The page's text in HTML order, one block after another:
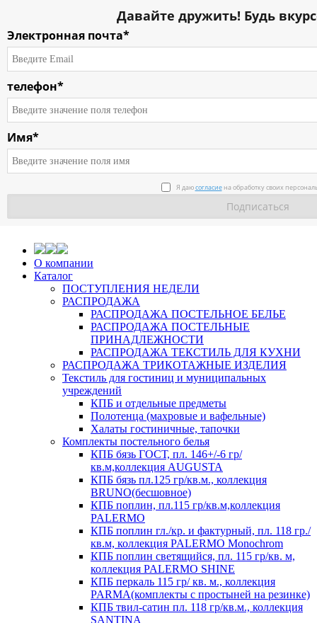
Давайте дружить! Будь
Электронная почта*
телефон*
Имя*
Я даюсогласиена обработку своих
О компании
Каталог
ПОСТУПЛЕНИЯ НЕДЕЛИ
РАСПРОДАЖА
РАСПРОДАЖА ПОСТЕЛЬНОЕ БЕЛЬЕ
РАСПРОДАЖА ПОСТЕЛЬНЫЕ
ПРИНАДЛЕЖНОСТИ
РАСПРОДАЖА ТЕКСТИЛЬ ДЛЯ КУХНИ
РАСПРОДАЖА ТРИКОТАЖНЫЕ ИЗДЕЛИЯ
Текстиль для гостиниц и муниципальных
учреждений
КПБ и отдельные предметы
Полотенца (махровые и вафельные)
Халаты гостиничные, тапочки
Комплекты постельного белья
КПБ бязь ГОСТ, пл. 146+/-6 гр/
кв.м,коллекция AUGUSTA
КПБ бязь пл.125 гр/кв.м., коллекция
BRUNO(бесшовное)
КПБ поплин, пл.115 гр/кв.м,коллекция
PALERMO
КПБ поплин гл./кр. и фактурный, пл. 118 гр./
кв.м, коллекция PALERMO Monochrom
КПБ поплин светящийся, пл. 115 гр/кв. м,
коллекция PALERMO SHINE
КПБ перкаль 115 гр/ кв. м., коллекция
PARMA(комплекты с простыней на резинке)
КПБ твил-сатин пл. 118 гр/кв.м., коллекция
SANTINA